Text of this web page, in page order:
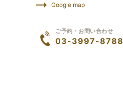
Google map
ご予約・お問い合わせ
03-3997-8788